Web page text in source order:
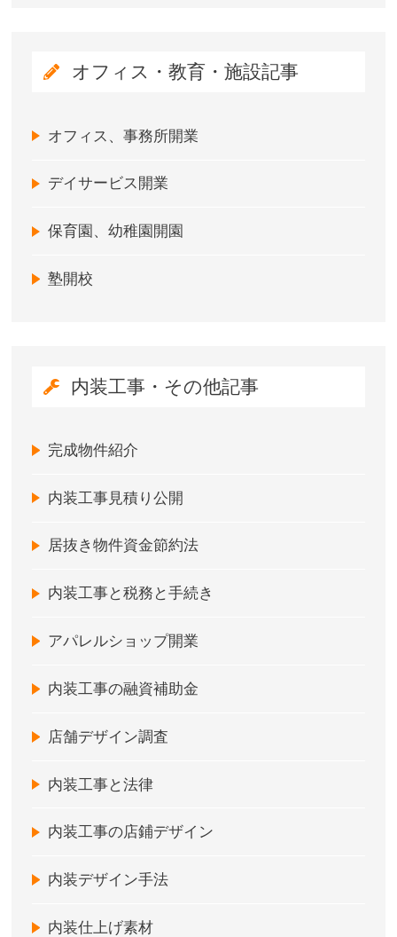
オフィス・教育・施設記事
オフィス、事務所開業
デイサービス開業
保育園、幼稚園開園
塾開校
内装工事・その他記事
完成物件紹介
内装工事見積り公開
居抜き物件資金節約法
内装工事と税務と手続き
アパレルショップ開業
内装工事の融資補助金
店舗デザイン調査
内装工事と法律
内装工事の店鋪デザイン
内装デザイン手法
内装仕上げ素材